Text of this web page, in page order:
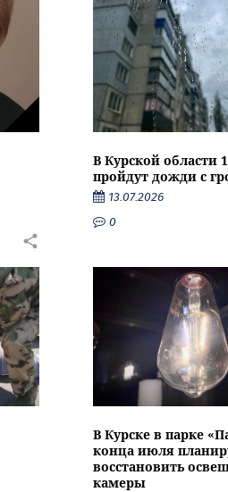
В Курской области
пройдут дожди с
13.07.2026
0
В Курске в парке
конца июля
восстановить
камеры